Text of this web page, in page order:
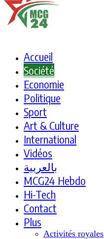
Accueil
Société
Economie
Politique
Sport
Art & Culture
International
Vidéos
بالعربية
MCG24 Hebdo
Hi-Tech
Contact
Plus
Activités royales